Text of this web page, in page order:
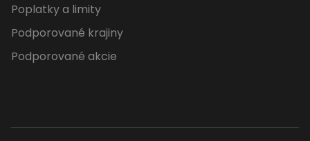
Poplatky a limity
Podporované krajiny
Podporované akcie